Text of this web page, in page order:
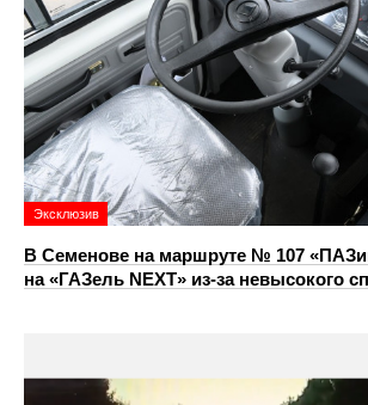
Эксклюзив
В Семенове на маршруте № 107
на «ГАЗель NEXT» из‑за невысокого